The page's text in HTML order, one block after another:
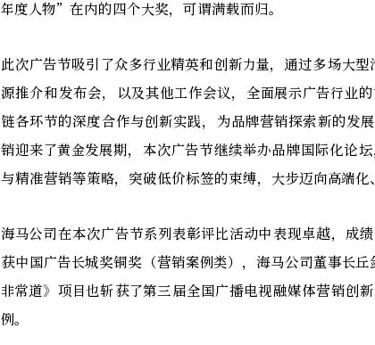
年度人物”在内的四个大奖，可谓满载而归。
此次广告节吸引了众多行业精英和创新力量，通过多场大
源推介和发布会，以及其他工作会议，全面展示广告行业
链各环节的深度合作与创新实践，为品牌营销探索新的发
销迎来了黄金发展期，本次广告节继续举办品牌国际化论
与精准营销等策略，突破低价标签的束缚，大步迈向高端化
海马公司在本次广告节系列表彰评比活动中表现卓越，
获中国广告长城奖铜奖（营销案例类），海马公司董事
非常道》项目也斩获了第三届全国广播电视融媒体营销创
例。